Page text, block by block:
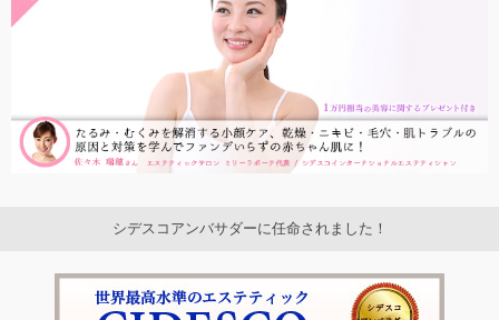
シデスコアンバサダーに任命されました！